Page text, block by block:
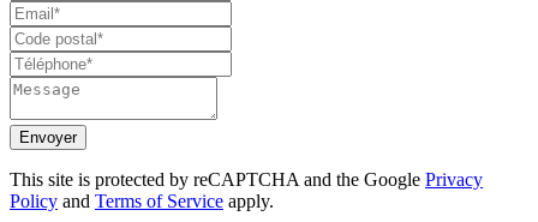
Envoyer
This site is protected by reCAPTCHA and the Google Privacy
Policy and Terms of Service apply.